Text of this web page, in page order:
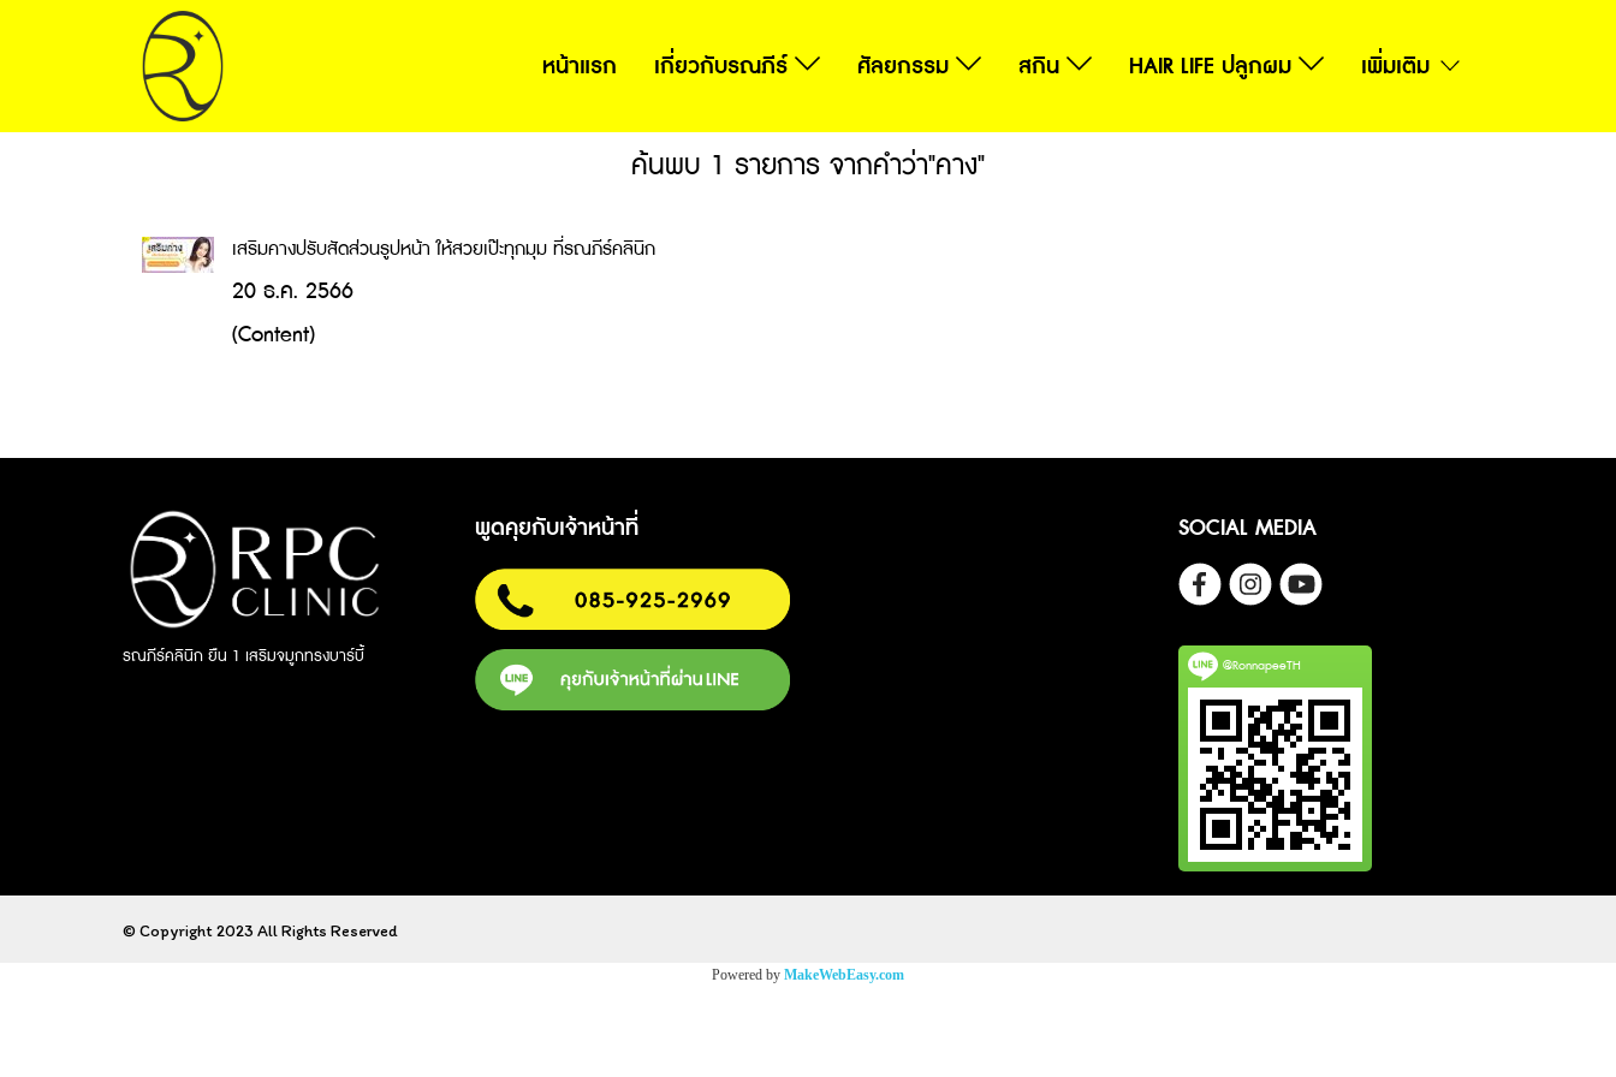
หน้าแรก เกี่ยวกับรณภีร์ ศัลยกรรม สกิน HAIR LIFE ปลูกผม เพิ่มเติม
ค้นพบ 1 รายการ จากคำว่า"คาง"
เสริมคางปรับสัดส่วนรูปหน้า ให้สวยเป๊ะทุกมุม ที่รณภีร์คลินิก
20 ธ.ค. 2566
(Content)
รณภีร์คลินิก ยืน 1 เสริมจมูกทรงบาร์บี้
พูดคุยกับเจ้าหน้าที่ SOCIAL MEDIA
@RonnapeeTH
© Copyright 2023 All Rights Reserved
Powered by MakeWebEasy.com